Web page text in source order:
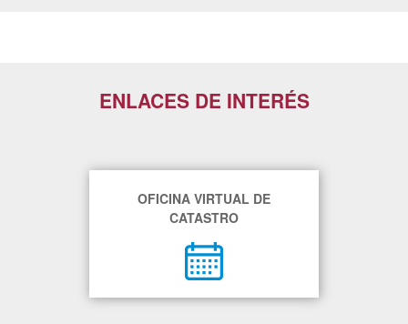
ENLACES DE INTERÉS
OFICINA VIRTUAL DE
CATASTRO